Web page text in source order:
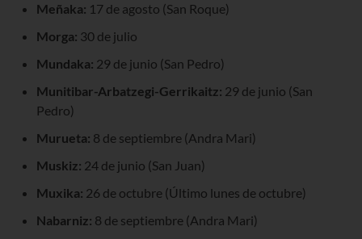
Meñaka: 17 de agosto (San Roque)
Morga: 30 de julio
Mundaka: 29 de junio (San Pedro)
Munitibar-Arbatzegi-Gerrikaitz: 29 de junio (San
Pedro)
Murueta: 8 de septiembre (Andra Mari)
Muskiz: 24 de junio (San Juan)
Muxika: 26 de octubre (Último lunes de octubre)
Nabarniz: 8 de septiembre (Andra Mari)